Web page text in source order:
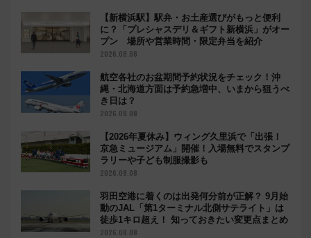
【新横浜駅】駅弁・お土産選びがもっと便利
に？「プレシャスデリ＆ギフト新横浜」がオー
プン 場所や営業時間・限定弁当を紹介
2026.08.08
航空各社のお盆期間予約状況をチェック！沖
縄・北海道方面は予約急増中、いまから狙うべ
き日は？
2026.08.08
【2026年夏休み】ウィング久里浜で「出張！
京急ミュージアム」開催！入場無料でスタンプ
ラリーや子ども制服撮影も
2026.08.08
羽田空港に着くのは出発何分前が正解？ 9月始
動のJAL「第1ターミナル北側サテライト」は
徒歩1キロ超え！ 知っておきたい変更点まとめ
2026.08.08